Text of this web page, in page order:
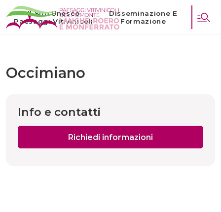
Il Sito Unesco
Paesaggi Vitivinicoli
Disseminazione E
Formazione
Occimiano
Info e contatti
Richiedi informazioni